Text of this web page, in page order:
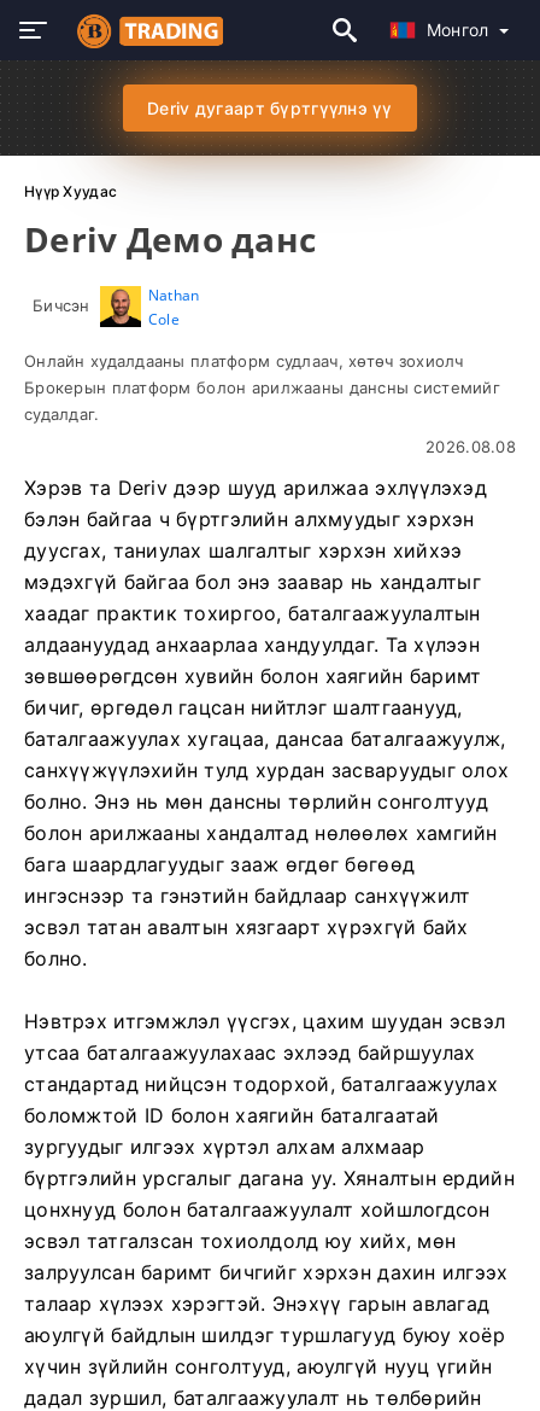
Монгол
Deriv дугаарт бүртгүүлнэ үү
Нүүр Хуудас
Deriv Демо данс
Бичсэн
Nathan
Cole
Онлайн худалдааны платформ судлаач, хөтөч зохиолч
Брокерын платформ болон арилжааны дансны системийг
судалдаг.
2026.08.08
Хэрэв та Deriv дээр шууд арилжаа эхлүүлэхэд
бэлэн байгаа ч бүртгэлийн алхмуудыг хэрхэн
дуусгах, таниулах шалгалтыг хэрхэн хийхээ
мэдэхгүй байгаа бол энэ заавар нь хандалтыг
хаадаг практик тохиргоо, баталгаажуулалтын
алдаануудад анхаарлаа хандуулдаг. Та хүлээн
зөвшөөрөгдсөн хувийн болон хаягийн баримт
бичиг, өргөдөл гацсан нийтлэг шалтгаанууд,
баталгаажуулах хугацаа, дансаа баталгаажуулж,
санхүүжүүлэхийн тулд хурдан засваруудыг олох
болно. Энэ нь мөн дансны төрлийн сонголтууд
болон арилжааны хандалтад нөлөөлөх хамгийн
бага шаардлагуудыг зааж өгдөг бөгөөд
ингэснээр та гэнэтийн байдлаар санхүүжилт
эсвэл татан авалтын хязгаарт хүрэхгүй байх
болно.
Нэвтрэх итгэмжлэл үүсгэх, цахим шуудан эсвэл
утсаа баталгаажуулахаас эхлээд байршуулах
стандартад нийцсэн тодорхой, баталгаажуулах
боломжтой ID болон хаягийн баталгаатай
зургуудыг илгээх хүртэл алхам алхмаар
бүртгэлийн урсгалыг дагана уу. Хяналтын ердийн
цонхнууд болон баталгаажуулалт хойшлогдсон
эсвэл татгалзсан тохиолдолд юу хийх, мөн
залруулсан баримт бичгийг хэрхэн дахин илгээх
талаар хүлээх хэрэгтэй. Энэхүү гарын авлагад
аюулгүй байдлын шилдэг туршлагууд буюу хоёр
хүчин зүйлийн сонголтууд, аюулгүй нууц үгийн
дадал зуршил, баталгаажуулалт нь төлбөрийн